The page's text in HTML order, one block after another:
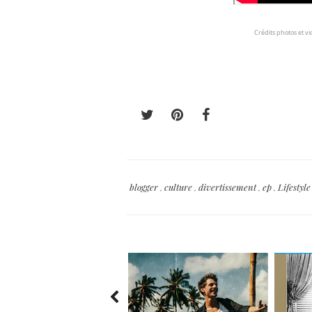
Crédits photos et
blogger,culture,divertissement,ep,